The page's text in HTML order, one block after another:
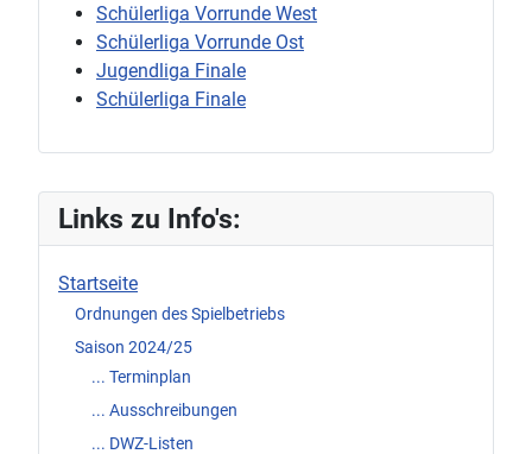
Links zu Info's:
Startseite
Ordnungen des Spielbetriebs
Saison 2024/25
... Terminplan
... Ausschreibungen
... DWZ-Listen
Schülerliga Vorrunde West
Schülerliga Vorrunde Ost
Jugendliga Finale
Schülerliga Finale